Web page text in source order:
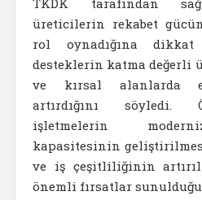
TKDK tarafından
üreticilerin rekabet
rol oynadığına
desteklerin katma değerli
ve kırsal alanlarda
artırdığını söyledi.
işletmelerin
kapasitesinin
ve iş çeşitliliğinin
önemli fırsatlar